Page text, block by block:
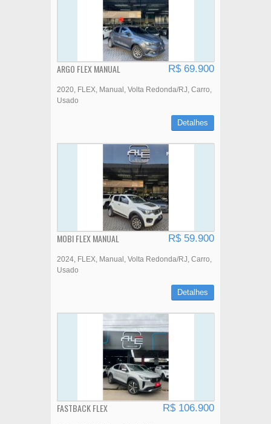
ARGO FLEX MANUAL R$ 69.900
2020 FLEX Manual Volta Redonda/RJ Carro
Usado
Detalhes
MOBI FLEX MANUAL R$ 59.900
2024 FLEX Manual Volta Redonda/RJ Carro
Usado
Detalhes
FASTBACK FLEX R$ 106.900